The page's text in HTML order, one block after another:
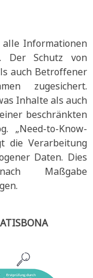
alle Informationen
Der Schutz von
auch Betroffener
zugesichert.
Inhalte als auch
beschränkten
„Need-to-Know-
die Verarbeitung
Daten. Dies
Maßgabe